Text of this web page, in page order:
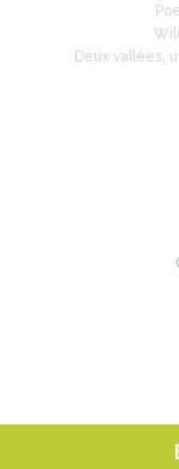
Deux vallées,